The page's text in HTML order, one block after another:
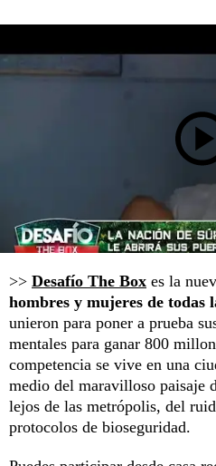
>> Desafío The Box es la
hombres y mujeres de todas
unieron para poner a prueba
mentales para ganar 800
competencia se vive en una
medio del maravilloso paisaje
lejos de las metrópolis, del
protocolos de bioseguridad.